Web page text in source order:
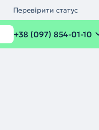
Перевірити статус
+38 (097) 854-01-10